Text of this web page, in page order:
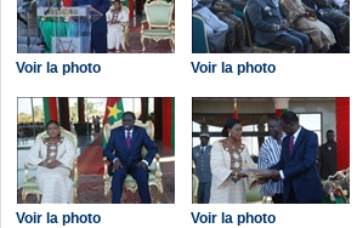
Voir la photo Voir la photo
Voir la photo Voir la photo